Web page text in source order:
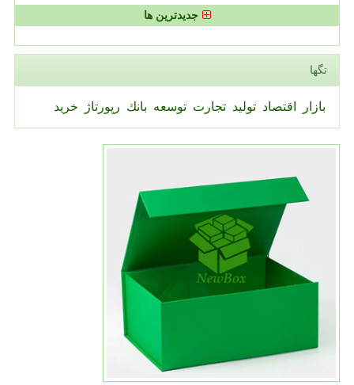
جدیدترین ها
تگها
بازار اقتصاد تولید تجارت توسعه بانك رپورتاژ خرید